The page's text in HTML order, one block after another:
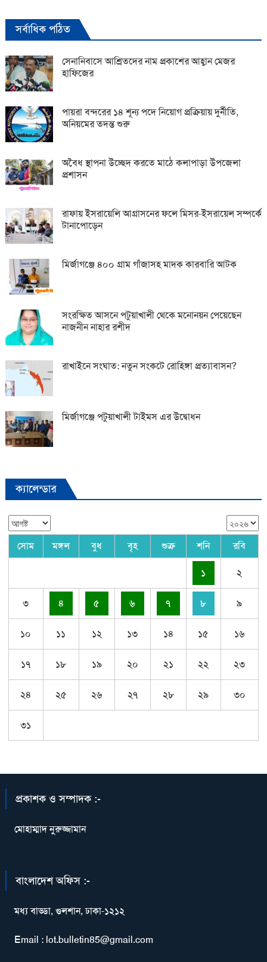
সর্বাধিক পঠিত
সেনানিবাসে আশ্রিতদের নাম প্রকাশের আহ্বান মেজর
হাফিজের
পায়রা বন্দরের ১৪ শূন্য পদে নিয়োগ প্রক্রিয়ায় দুর্নীতি,
অনিয়মের তদন্ত শুরু
অবৈধ স্থাপনা উচ্ছেদ করতে মাঠে কলাপাড়া উপজেলা
প্রশাসন
রাফায় ইসরায়েলি আগ্রাসনের ফলে মিসর-ইসরায়েল সম্পর্কে
টানাপোড়েন
মির্জাগঞ্জে ৪০০ গ্রাম গাঁজাসহ মাদক কারবারি আটক
সংরক্ষিত আসনে পটুয়াখালী থেকে মনোনয়ন পেয়েছেন
নাজনীন নাহার রশীদ
রাখাইনে সংঘাত: নতুন সংকটে রোহিঙ্গা প্রত্যাবাসন?
মির্জাগঞ্জে পটুয়াখালী টাইমস এর উদ্বোধন
ক্যালেন্ডার
সোম মঙ্গল বুধ বৃহ শুক্র শনি রবি
১ ২
৩ ৪ ৫ ৬ ৭ ৮ ৯
১০ ১১ ১২ ১৩ ১৪ ১৫ ১৬
১৭ ১৮ ১৯ ২০ ২১ ২২ ২৩
২৪ ২৫ ২৬ ২৭ ২৮ ২৯ ৩০
৩১
প্রকাশক ও সম্পাদক :-
মোহাম্মাদ নুরুজ্জামান
বাংলাদেশ অফিস :-
মধ্য বাড্ডা, গুলশান, ঢাকা-১২১২
Email : lot.bulletin85@gmail.com